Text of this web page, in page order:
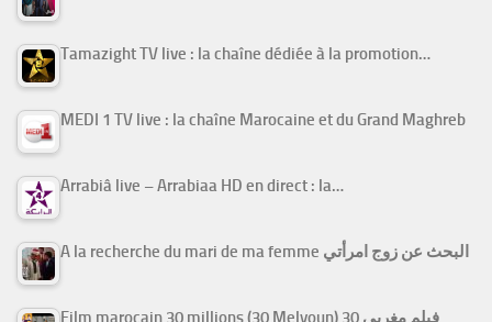
Tamazight TV live : la chaîne dédiée à la promotion…
MEDI 1 TV live : la chaîne Marocaine et du Grand Maghreb
Arrabiâ live – Arrabiaa HD en direct : la…
A la recherche du mari de ma femme البحث عن زوج امرأتي
Film marocain 30 millions (30 Melyoun) فيلم مغربي 30